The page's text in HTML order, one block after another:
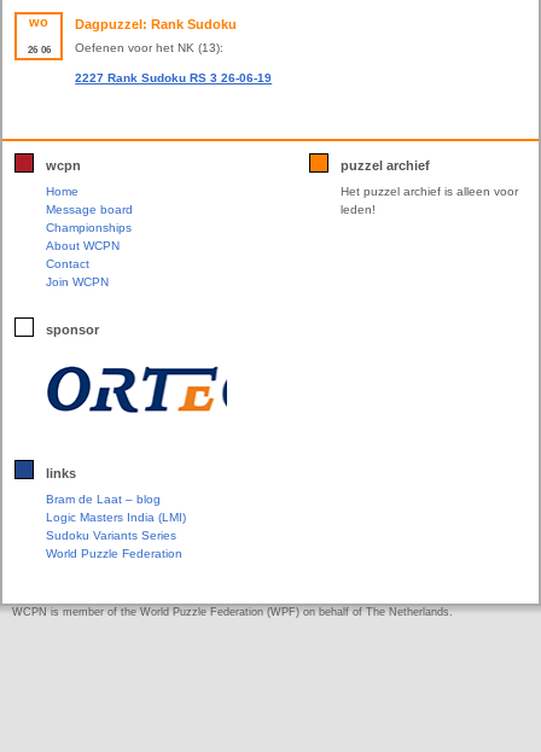
wo
26 06
Dagpuzzel: Rank Sudoku
Oefenen voor het NK (13):
2227 Rank Sudoku RS 3 26-06-19
wcpn
Home
Message board
Championships
About WCPN
Contact
Join WCPN
sponsor
links
Bram de Laat – blog
Logic Masters India (LMI)
Sudoku Variants Series
World Puzzle Federation
puzzel archief
Het puzzel archief is alleen voor
leden!
WCPN is member of the World Puzzle Federation (WPF) on behalf of The Netherlands.